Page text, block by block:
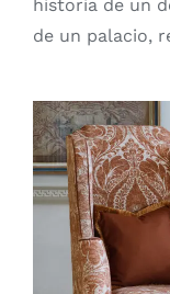
historia de un
de un palacio,